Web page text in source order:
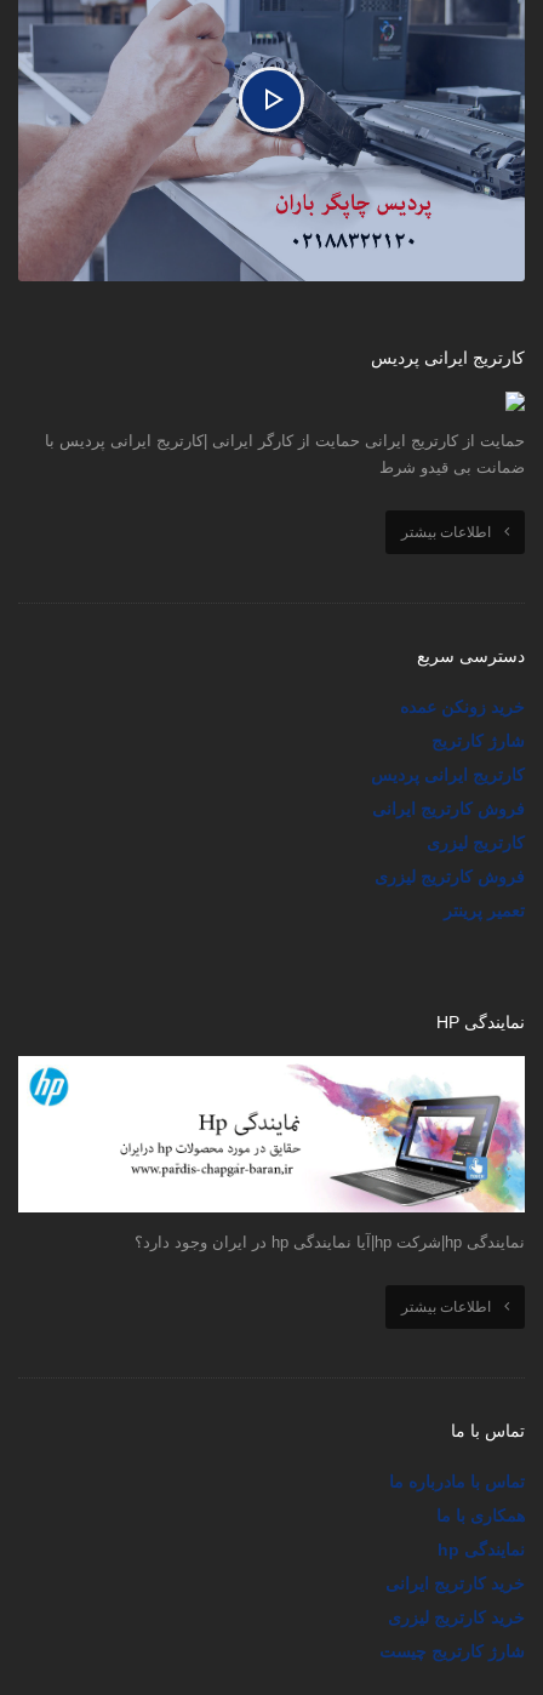
کارتریج ایرانی پردیس
حمایت از کارتریج ایرانی حمایت از کارگر ایرانی |کارتریج ایرانی پردیس با
ضمانت بی قیدو شرط
اطلاعات بیشتر
دسترسی سریع
خرید زونکن عمده
شارژ کارتریج
کارتریج ایرانی پردیس
فروش کارتریج ایرانی
کارتریج لیزری
فروش کارتریج لیزری
تعمیر پرینتر
نمایندگی HP
نمایندگی hp|شرکت hp|آیا نمایندگی hp در ایران وجود دارد؟
اطلاعات بیشتر
تماس با ما
تماس با مادرباره ما
همکاری با ما
نمایندگی hp
خرید کارتریج ایرانی
خرید کارتریج لیزری
شارژ کارتریج چیست